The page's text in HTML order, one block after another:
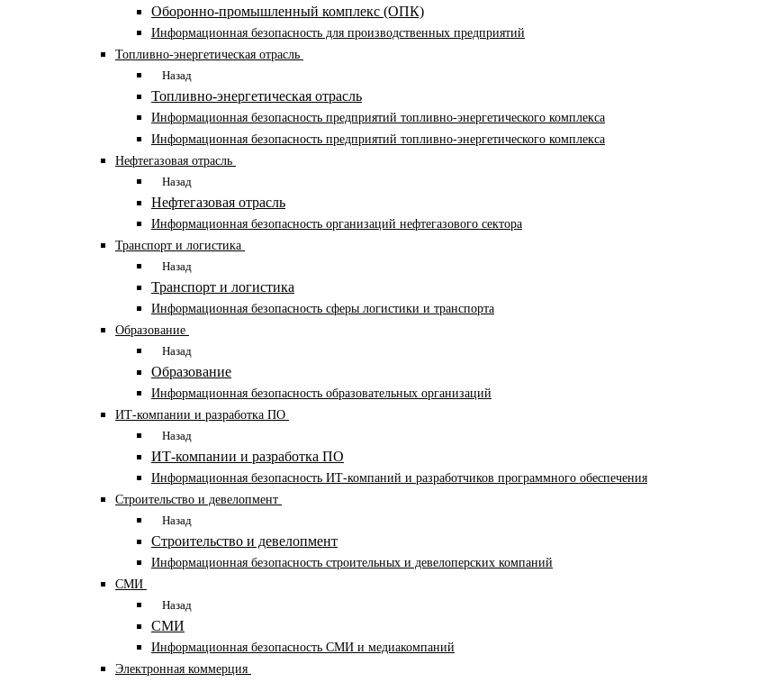
Оборонно-промышленный комплекс (ОПК)
Информационная безопасность для производственных предприятий
Топливно-энергетическая отрасль
Назад
Топливно-энергетическая отрасль
Информационная безопасность предприятий топливно-энергетического комплекса
Информационная безопасность предприятий топливно-энергетического комплекса
Нефтегазовая отрасль
Назад
Нефтегазовая отрасль
Информационная безопасность организаций нефтегазового сектора
Транспорт и логистика
Назад
Транспорт и логистика
Информационная безопасность сферы логистики и транспорта
Образование
Назад
Образование
Информационная безопасность образовательных организаций
ИТ‑компании и разработка ПО
Назад
ИТ‑компании и разработка ПО
Информационная безопасность ИТ-компаний и разработчиков программного обеспечения
Строительство и девелопмент
Назад
Строительство и девелопмент
Информационная безопасность строительных и девелоперских компаний
СМИ
Назад
СМИ
Информационная безопасность СМИ и медиакомпаний
Электронная коммерция